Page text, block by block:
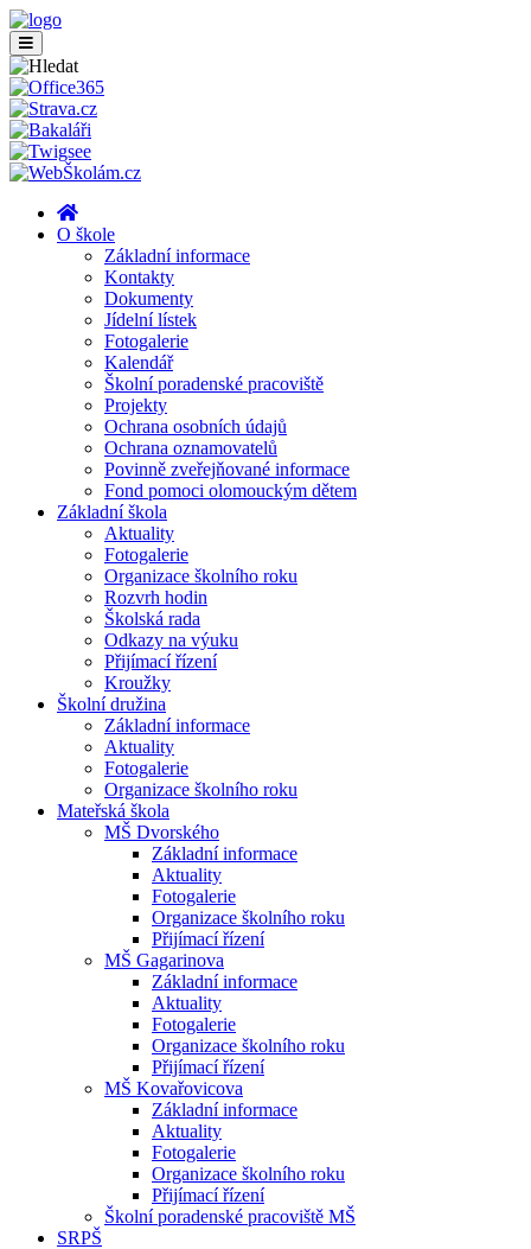
O škole
Základní informace
Kontakty
Dokumenty
Jídelní lístek
Fotogalerie
Kalendář
Školní poradenské pracoviště
Projekty
Ochrana osobních údajů
Ochrana oznamovatelů
Povinně zveřejňované informace
Fond pomoci olomouckým dětem
Základní škola
Aktuality
Fotogalerie
Organizace školního roku
Rozvrh hodin
Školská rada
Odkazy na výuku
Přijímací řízení
Kroužky
Školní družina
Základní informace
Aktuality
Fotogalerie
Organizace školního roku
Mateřská škola
MŠ Dvorského
Základní informace
Aktuality
Fotogalerie
Organizace školního roku
Přijímací řízení
MŠ Gagarinova
Základní informace
Aktuality
Fotogalerie
Organizace školního roku
Přijímací řízení
MŠ Kovařovicova
Základní informace
Aktuality
Fotogalerie
Organizace školního roku
Přijímací řízení
Školní poradenské pracoviště MŠ
SRPŠ